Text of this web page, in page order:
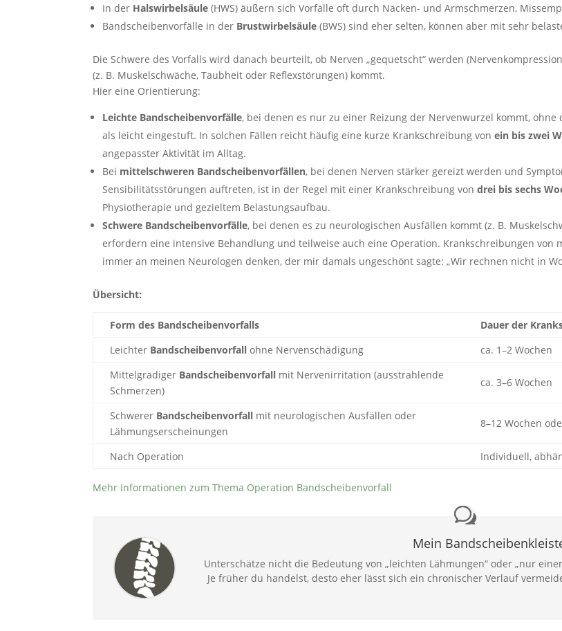
In der Halswirbelsäule (HWS) äußern sich Vorfälle oft durch Nacken- und Armschmerzen,
Bandscheibenvorfälle in der Brustwirbelsäule (BWS) sind eher selten, können aber mit sehr
Die Schwere des Vorfalls wird danach beurteilt, ob Nerven „gequetscht“ werden
(z. B. Muskelschwäche, Taubheit oder Reflexstörungen) kommt.
Hier eine Orientierung:
Leichte Bandscheibenvorfälle, bei denen es nur zu einer Reizung der Nervenwurzel kommt,
als leicht eingestuft. In solchen Fällen reicht häufig eine kurze Krankschreibung vonein bis zwei
angepasster Aktivität im Alltag.
Bei mittelschweren Bandscheibenvorfällen, bei denen Nerven stärker gereizt werden und
Sensibilitätsstörungen auftreten, ist in der Regel mit einer Krankschreibung vondrei bis sechs
Physiotherapie und gezieltem Belastungsaufbau.
Schwere Bandscheibenvorfälle, bei denen es zu neurologischen Ausfällen kommt (z. B.
erfordern eine intensive Behandlung und teilweise auch eine Operation. Krankschreibungen von
immer an meinen Neurologen denken, der mir damals ungeschönt sagte: „Wir rechnen nicht in
Übersicht:
Form des Bandscheibenvorfalls
Dauer der
Leichter Bandscheibenvorfall ohne Nervenschädigung
ca. 1–2 Wochen
Mittelgradiger Bandscheibenvorfall mit Nervenirritation (ausstrahlende
Schmerzen)
ca. 3–6 Wochen
Schwerer Bandscheibenvorfall mit neurologischen Ausfällen oder
Lähmungserscheinungen
8–12 Wochen
Nach Operation Individuell,
Mehr Informationen zum Thema Operation Bandscheibenvorfall
Mein
Unterschätze nicht die Bedeutung von „leichten Lähmungen“ oder „nur
Je früher du handelst, desto eher lässt sich ein chronischer Verlauf